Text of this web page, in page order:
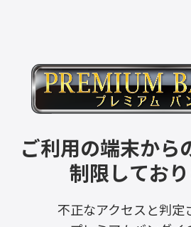
ご利用の端末から
制限しており
不正なアクセスと判定